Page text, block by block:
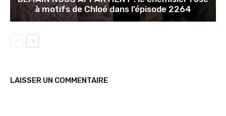
à motifs de Chloé dans l’épisode 2264
LAISSER UN COMMENTAIRE